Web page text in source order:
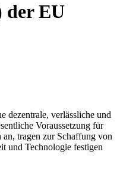
der EU
dezentrale, verlässliche und
Voraussetzung für
tragen zur Schaffung von
und Technologie festigen